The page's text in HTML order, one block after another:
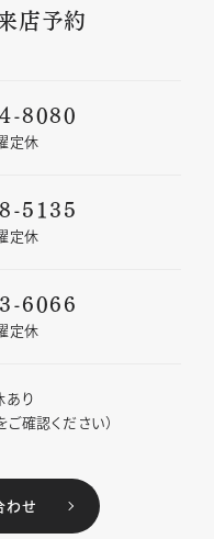
店予約
8080
定休
5135
定休
6066
定休
り
ご確認ください）
わせ